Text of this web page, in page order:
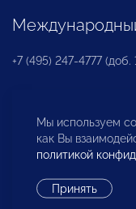
+7 (495) 247-4777 (доб.
Бюро по
инвесторов
Мы используем
как Вы
политикой
Принять